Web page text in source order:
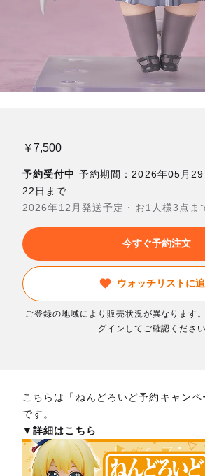
￥7,500
予約受付中 予約期間：2026年05月
22日まで
2026年12月発送予定・お1人様3点ま
今すぐ予約注文
ウォッチリストに
ご登録の地域により販売状況が異なります
グインしてご確認ください
こちらは「ねんどろいど予約キャン
です。
▼詳細はこちら